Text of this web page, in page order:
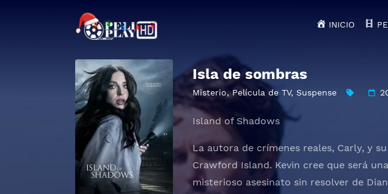
INICIO
Isla de sombras
Misterio,Película de TV, Suspense
Island of Shadows
La autora de crímenes reales, Carly, y
Crawford Island. Kevin cree que será
misterioso asesinato sin resolver de